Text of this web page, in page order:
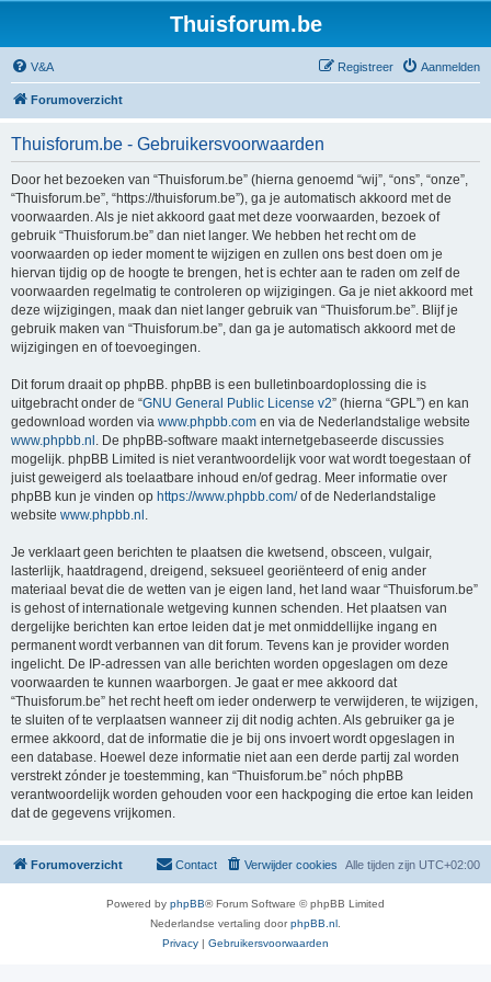
Thuisforum.be
V&A Aanmelden
Registreer
Forumoverzicht
Thuisforum.be - Gebruikersvoorwaarden
Door het bezoeken van “Thuisforum.be” (hierna genoemd “wij”, “ons”, “onze”,
“Thuisforum.be”, “https://thuisforum.be”), ga je automatisch akkoord met de
voorwaarden. Als je niet akkoord gaat met deze voorwaarden, bezoek of
gebruik “Thuisforum.be” dan niet langer. We hebben het recht om de
voorwaarden op ieder moment te wijzigen en zullen ons best doen om je
hiervan tijdig op de hoogte te brengen, het is echter aan te raden om zelf de
voorwaarden regelmatig te controleren op wijzigingen. Ga je niet akkoord met
deze wijzigingen, maak dan niet langer gebruik van “Thuisforum.be”. Blijf je
gebruik maken van “Thuisforum.be”, dan ga je automatisch akkoord met de
wijzigingen en of toevoegingen.
Dit forum draait op phpBB. phpBB is een bulletinboardoplossing die is
uitgebracht onder de “GNU General Public License v2” (hierna “GPL”) en kan
gedownload worden via www.phpbb.com en via de Nederlandstalige website
www.phpbb.nl . De phpBB-software maakt internetgebaseerde discussies
mogelijk. phpBB Limited is niet verantwoordelijk voor wat wordt toegestaan of
juist geweigerd als toelaatbare inhoud en/of gedrag. Meer informatie over
phpBB kun je vinden op https://www.phpbb.com/of de Nederlandstalige
website www.phpbb.nl .
Je verklaart geen berichten te plaatsen die kwetsend, obsceen, vulgair,
lasterlijk, haatdragend, dreigend, seksueel georiënteerd of enig ander
materiaal bevat die de wetten van je eigen land, het land waar “Thuisforum.be”
is gehost of internationale wetgeving kunnen schenden. Het plaatsen van
dergelijke berichten kan ertoe leiden dat je met onmiddellijke ingang en
permanent wordt verbannen van dit forum. Tevens kan je provider worden
ingelicht. De IP-adressen van alle berichten worden opgeslagen om deze
voorwaarden te kunnen waarborgen. Je gaat er mee akkoord dat
“Thuisforum.be” het recht heeft om ieder onderwerp te verwijderen, te wijzigen,
te sluiten of te verplaatsen wanneer zij dit nodig achten. Als gebruiker ga je
ermee akkoord, dat de informatie die je bij ons invoert wordt opgeslagen in
een database. Hoewel deze informatie niet aan een derde partij zal worden
verstrekt zónder je toestemming, kan “Thuisforum.be” nóch phpBB
verantwoordelijk worden gehouden voor een hackpoging die ertoe kan leiden
dat de gegevens vrijkomen.
Forumoverzicht Alle tijden zijn UTC+02:00
Verwijder cookies
Contact
Powered by phpBB® Forum Software © phpBB Limited
Nederlandse vertaling doorphpBB.nl
Privacy | Gebruikersvoorwaarden